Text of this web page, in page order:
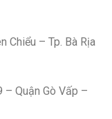
Chiểu – Tp. Bà Rịa
– Quận Gò Vấp –